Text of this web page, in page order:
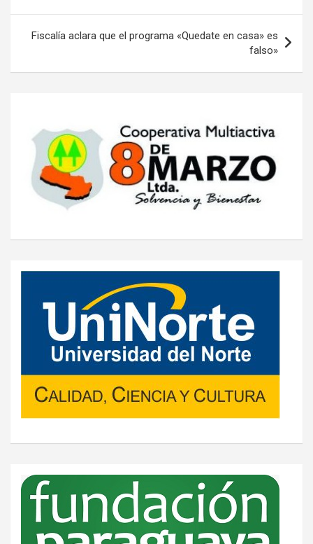
entradas
Fiscalía aclara que el programa «Quedate en casa» es
falso»